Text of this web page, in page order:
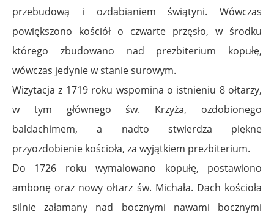
przebudową i ozdabianiem świątyni. Wówczas
powiększono kościół o czwarte przęsło, w środku
którego zbudowano nad prezbiterium kopułę,
wówczas jedynie w stanie surowym.
Wizytacja z 1719 roku wspomina o istnieniu 8 ołtarzy,
w tym głównego św. Krzyża, ozdobionego
baldachimem, a nadto stwierdza piękne
przyozdobienie kościoła, za wyjątkiem prezbiterium.
Do 1726 roku wymalowano kopułę, postawiono
ambonę oraz nowy ołtarz św. Michała. Dach kościoła
silnie załamany nad bocznymi nawami bocznymi